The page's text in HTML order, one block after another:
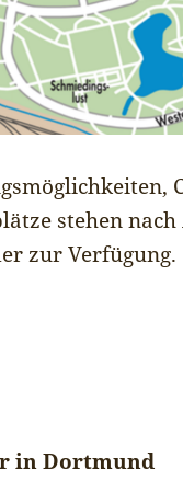
stehen
zur Verfügung.
in Dortmund